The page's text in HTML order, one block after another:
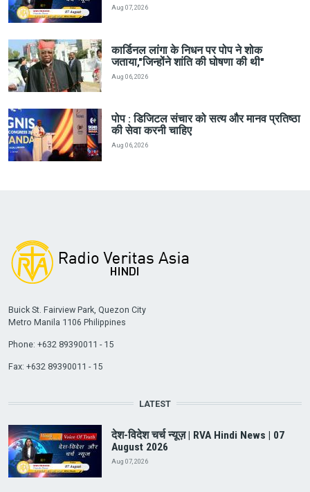
Aug 07, 2026
कार्डिनल लांगा के निधन पर पोप ने शोक
जताया,"जिन्होंने शांति की घोषणा की थी"
Aug 06, 2026
पोप : डिजिटल संचार को सत्य और मानव प्रतिष्ठा
की सेवा करनी चाहिए
Aug 06, 2026
Buick St. Fairview Park, Quezon City
Metro Manila 1106 Philippines
Phone: +632 89390011 - 15
Fax: +632 89390011 - 15
LATEST
देश-विदेश चर्च न्यूज़ | RVA Hindi News | 07
August 2026
Aug 07, 2026